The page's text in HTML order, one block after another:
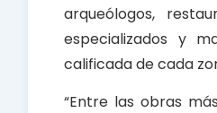
arqueólogos,
especializados y
calificada de cada
“Entre las obras